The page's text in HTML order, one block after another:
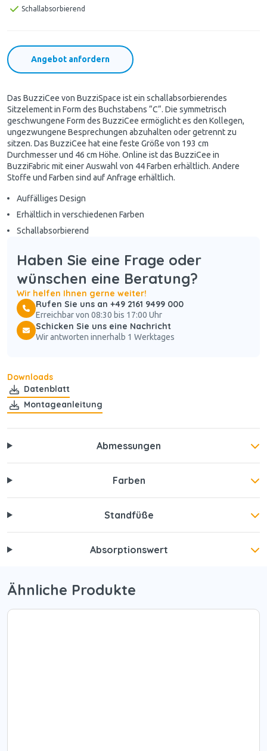
Schallabsorbierend
Angebot anfordern
Das BuzziCee von BuzziSpace ist ein schallabsorbierendes
Sitzelement in Form des Buchstabens “C“. Die symmetrisch
geschwungene Form des BuzziCee ermöglicht es den Kollegen,
ungezwungene Besprechungen abzuhalten oder getrennt zu
sitzen. Das BuzziCee hat eine feste Größe von 193 cm
Durchmesser und 46 cm Höhe. Online ist das BuzziCee in
BuzziFabric mit einer Auswahl von 44 Farben erhältlich. Andere
Stoffe und Farben sind auf Anfrage erhältlich.
Auffälliges Design
Erhältlich in verschiedenen Farben
Schallabsorbierend
Haben Sie eine Frage oder
wünschen eine Beratung?
Wir helfen Ihnen gerne weiter!
Rufen Sie uns an +49 2161 9499 000
Erreichbar von 08:30 bis 17:00 Uhr
Schicken Sie uns eine Nachricht
Wir antworten innerhalb 1 Werktages
Downloads
Datenblatt
Montageanleitung
Abmessungen
Farben
Standfüße
Absorptionswert
Ähnliche Produkte